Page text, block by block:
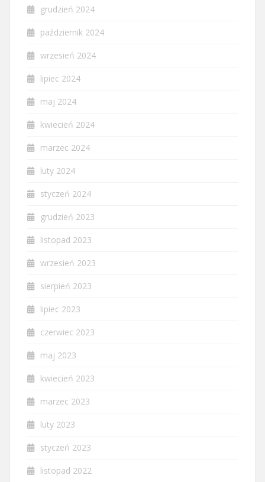
grudzień 2024
październik 2024
wrzesień 2024
lipiec 2024
maj 2024
kwiecień 2024
marzec 2024
luty 2024
styczeń 2024
grudzień 2023
listopad 2023
wrzesień 2023
sierpień 2023
lipiec 2023
czerwiec 2023
maj 2023
kwiecień 2023
marzec 2023
luty 2023
styczeń 2023
listopad 2022